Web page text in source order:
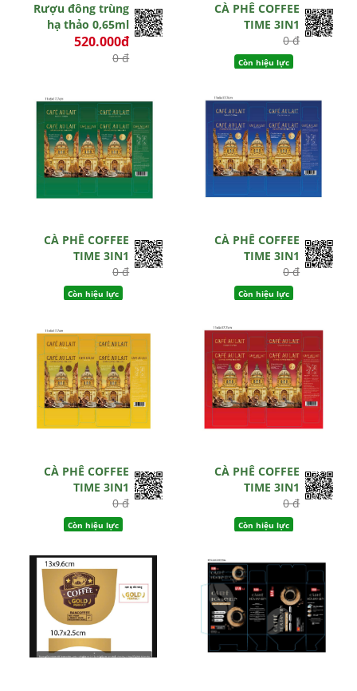
Rượu đông trùng
hạ thảo 0,65ml
520.000đ
0 đ
CÀ PHÊ COFFEE
TIME 3IN1
0 đ
Còn hiệu lực
CÀ PHÊ COFFEE
TIME 3IN1
0 đ
Còn hiệu lực
CÀ PHÊ COFFEE
TIME 3IN1
0 đ
Còn hiệu lực
CÀ PHÊ COFFEE
TIME 3IN1
0 đ
Còn hiệu lực
CÀ PHÊ COFFEE
TIME 3IN1
0 đ
Còn hiệu lực